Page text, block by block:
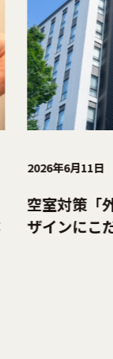
2026年6月11日
空室対策「
ザインにこ